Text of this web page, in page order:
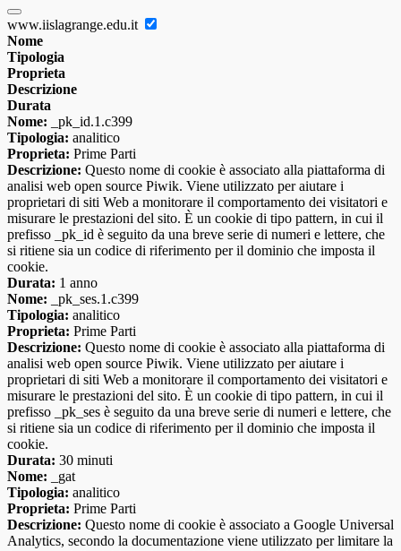
www.iislagrange.edu.it
Nome
Tipologia
Proprieta
Descrizione
Durata
Nome: _pk_id.1.c399
Tipologia: analitico
Proprieta: Prime Parti
Descrizione: Questo nome di cookie è associato alla piattaforma di
analisi web open source Piwik. Viene utilizzato per aiutare i
proprietari di siti Web a monitorare il comportamento dei visitatori e
misurare le prestazioni del sito. È un cookie di tipo pattern, in cui il
prefisso _pk_id è seguito da una breve serie di numeri e lettere, che
si ritiene sia un codice di riferimento per il dominio che imposta il
cookie.
Durata: 1 anno
Nome: _pk_ses.1.c399
Tipologia: analitico
Proprieta: Prime Parti
Descrizione: Questo nome di cookie è associato alla piattaforma di
analisi web open source Piwik. Viene utilizzato per aiutare i
proprietari di siti Web a monitorare il comportamento dei visitatori e
misurare le prestazioni del sito. È un cookie di tipo pattern, in cui il
prefisso _pk_ses è seguito da una breve serie di numeri e lettere, che
si ritiene sia un codice di riferimento per il dominio che imposta il
cookie.
Durata: 30 minuti
Nome: _gat
Tipologia: analitico
Proprieta: Prime Parti
Descrizione: Questo nome di cookie è associato a Google Universal
Analytics, secondo la documentazione viene utilizzato per limitare la